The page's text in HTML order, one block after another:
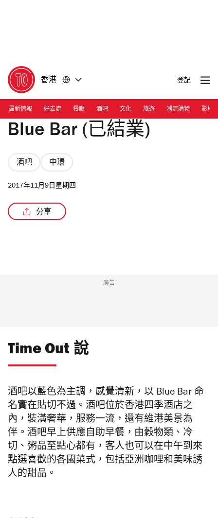
香港 登記
最新情報 好去處 餐廳 酒吧 文化 旅遊 潮流購物 影片
Blue Bar (已結業)
酒吧 中環
2017年11月9日星期四
分享
廣告
Time Out 說
酒吧以藍色為主調，感覺清新，以 Blue Bar 命
名實在貼切不過。酒吧位於香港四季酒店之
內，裝潢奢華，服務一流，還有維港美景為
伴。酒吧早上供應自助早餐，由穀物類、冷
切、粥品至點心都有，客人也可以在中午到來
點選喜歡的各國菜式，包括亞洲咖哩和美味誘
人的甜品。